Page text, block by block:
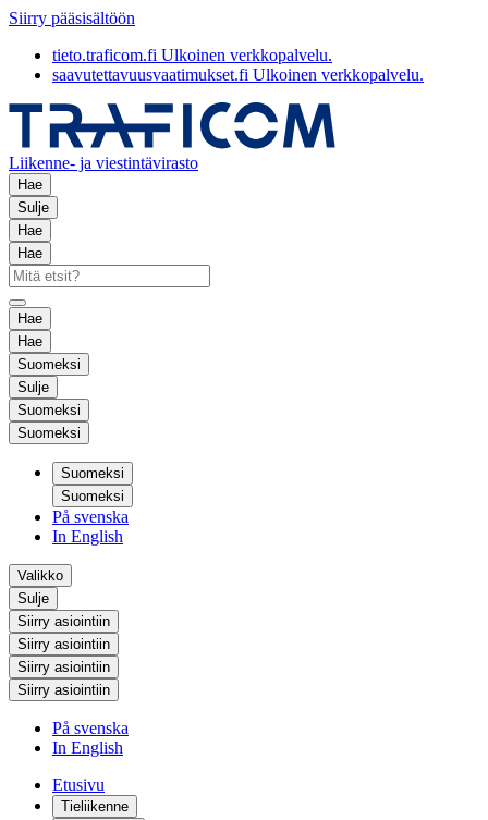
Siirry pääsisältöön
tieto.traficom.fi Ulkoinen verkkopalvelu.
saavutettavuusvaatimukset.fi Ulkoinen verkkopalvelu.
Liikenne- ja viestintävirasto
Hae
Sulje
Hae
Hae
Hae
Hae
Suomeksi
Sulje
Suomeksi
Suomeksi
Suomeksi
Suomeksi
På svenska
In English
Valikko
Sulje
Siirry asiointiin
Siirry asiointiin
Siirry asiointiin
Siirry asiointiin
På svenska
In English
Etusivu
Tieliikenne